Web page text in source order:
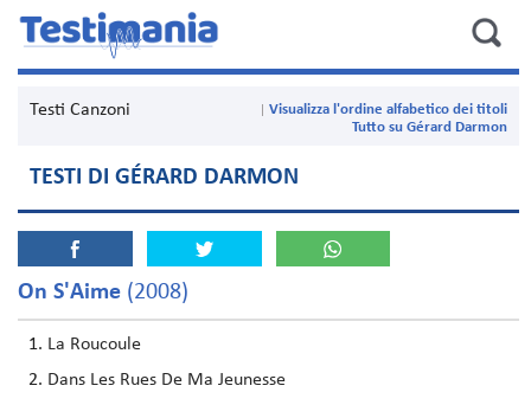
Testi Canzoni
Visualizza l'ordine alfabetico dei titoli
Tutto su Gérard Darmon
TESTI DI GÉRARD DARMON
On S'Aime (2008)
La Roucoule
Dans Les Rues De Ma Jeunesse